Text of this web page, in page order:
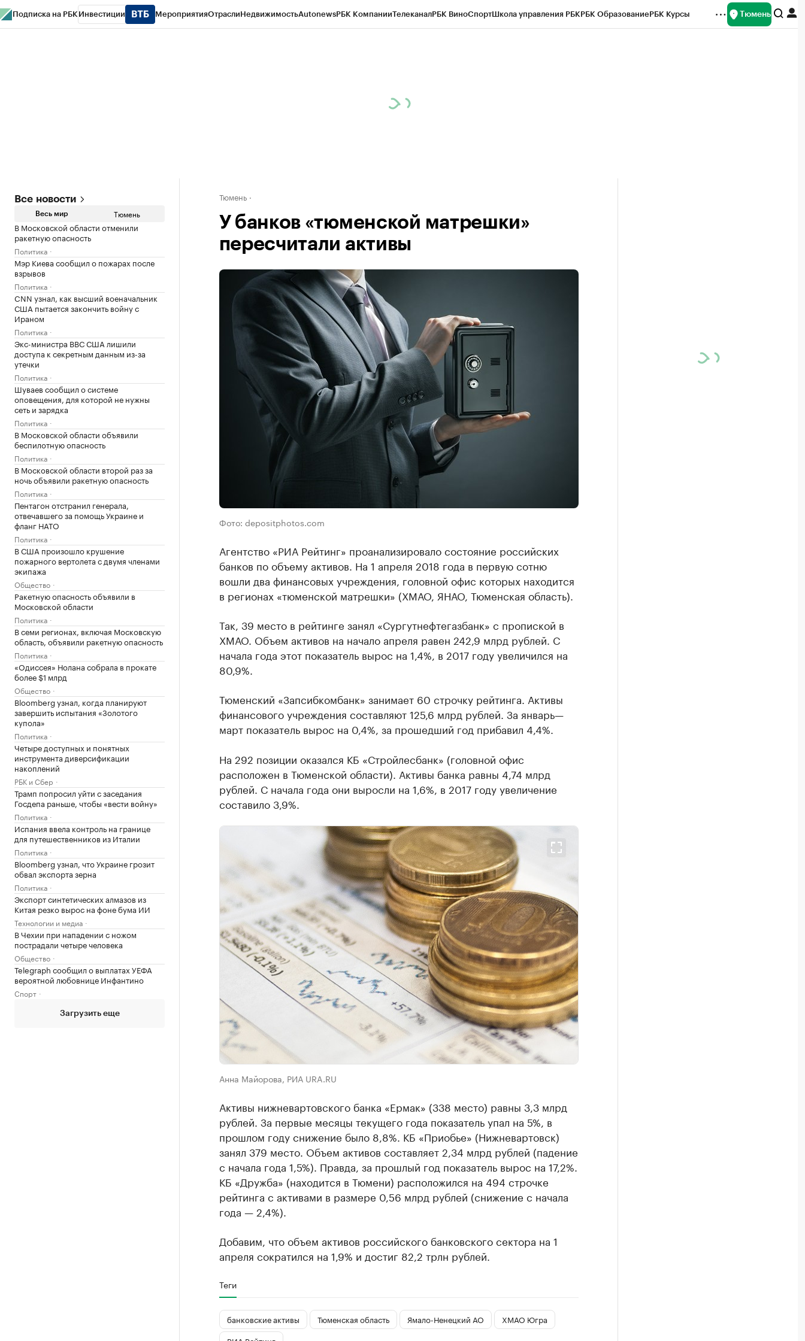
Подписка на РБК Инвестиции МероприятияОтраслиНедвижимостьAutonewsРБК КомпанииТелеканалРБК ВиноСпортШкола управления РБКРБК ОбразованиеРБК Курсы Тюмень
Все новости
Весь мир Тюмень
В Московской области отменили
ракетную опасность
Политика
Мэр Киева сообщил о пожарах после
взрывов
Политика
CNN узнал, как высший военачальник
США пытается закончить войну с
Ираном
Политика
Экс-министра ВВС США лишили
доступа к секретным данным из-за
утечки
Политика
Шуваев сообщил о системе
оповещения, для которой не нужны
сеть и зарядка
Политика
В Московской области объявили
беспилотную опасность
Политика
В Московской области второй раз за
ночь объявили ракетную опасность
Политика
Пентагон отстранил генерала,
отвечавшего за помощь Украине и
фланг НАТО
Политика
В США произошло крушение
пожарного вертолета с двумя членами
экипажа
Общество
Ракетную опасность объявили в
Московской области
Политика
В семи регионах, включая Московскую
область, объявили ракетную опасность
Политика
«Одиссея» Нолана собрала в прокате
более $1 млрд
Общество
Bloomberg узнал, когда планируют
завершить испытания «Золотого
купола»
Политика
Четыре доступных и понятных
инструмента диверсификации
накоплений
РБК и Сбер
Трамп попросил уйти с заседания
Госдепа раньше, чтобы «вести войну»
Политика
Испания ввела контроль на границе
для путешественников из Италии
Политика
Bloomberg узнал, что Украине грозит
обвал экспорта зерна
Политика
Экспорт синтетических алмазов из
Китая резко вырос на фоне бума ИИ
Технологии и медиа
В Чехии при нападении с ножом
пострадали четыре человека
Общество
Telegraph сообщил о выплатах УЕФА
вероятной любовнице Инфантино
Спорт
Загрузить еще
Тюмень
У банков «тюменской матрешки»
пересчитали активы
Фото: depositphotos.com
Агентство «РИА Рейтинг» проанализировало состояние российских
банков по объему активов. На 1 апреля 2018 года в первую сотню
вошли два финансовых учреждения, головной офис которых находится
в регионах «тюменской матрешки» (ХМАО, ЯНАО, Тюменская область).
Так, 39 место в рейтинге занял «Сургутнефтегазбанк» с пропиской в
ХМАО. Объем активов на начало апреля равен 242,9 млрд рублей. С
начала года этот показатель вырос на 1,4%, в 2017 году увеличился на
80,9%.
Тюменский «Запсибкомбанк» занимает 60 строчку рейтинга. Активы
финансового учреждения составляют 125,6 млрд рублей. За январь—
март показатель вырос на 0,4%, за прошедший год прибавил 4,4%.
На 292 позиции оказался КБ «Стройлесбанк» (головной офис
расположен в Тюменской области). Активы банка равны 4,74 млрд
рублей. С начала года они выросли на 1,6%, в 2017 году увеличение
составило 3,9%.
Анна Майорова, РИА URA.RU
Активы нижневартовского банка «Ермак» (338 место) равны 3,3 млрд
рублей. За первые месяцы текущего года показатель упал на 5%, в
прошлом году снижение было 8,8%. КБ «Приобье» (Нижневартовск)
занял 379 место. Объем активов составляет 2,34 млрд рублей (падение
с начала года 1,5%). Правда, за прошлый год показатель вырос на 17,2%.
КБ «Дружба» (находится в Тюмени) расположился на 494 строчке
рейтинга с активами в размере 0,56 млрд рублей (снижение с начала
года — 2,4%).
Добавим, что объем активов российского банковского сектора на 1
апреля сократился на 1,9% и достиг 82,2 трлн рублей.
Теги
банковские активы Тюменская область Ямало-Ненецкий АО
ХМАО Югра